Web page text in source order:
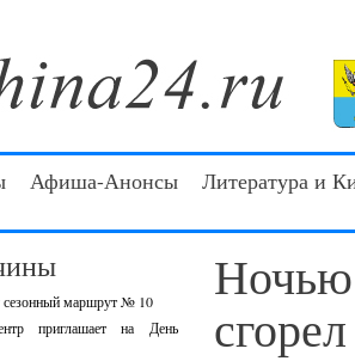
Афиша-Анонсы
Литература и
сезонный маршрут № 10
приглашает на День